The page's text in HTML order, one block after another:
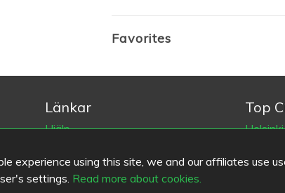
experience using this site, we and our affiliates use
settings. Read more about cookies.
Favorites
Länkar
Hjälp
Användarvillkor
Kontaktinformation
Top
Vantaa